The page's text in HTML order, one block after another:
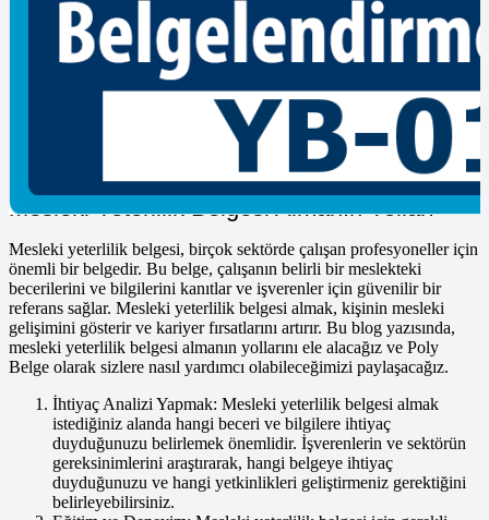
kullanımıyla ilgili eğitimler sunan bir kurumdur.
Personel Belgelendirme Yapan Firmalar
Çalışanlarınızın niteliklerini belgelemek ve iş yerinizde standartları
yükseltmek için doğru firmayı bulmanız çok önemlidir. Poly Belge
olarak, Kocaeli’de personel belgelendirme hizmeti sunan firmalar
Mesleki Yeterlilik Belgesi Almanın Yolları
Mesleki yeterlilik belgesi, birçok sektörde çalışan profesyoneller için
önemli bir belgedir. Bu belge, çalışanın belirli bir meslekteki
becerilerini ve bilgilerini kanıtlar ve işverenler için güvenilir bir
referans sağlar. Mesleki yeterlilik belgesi almak, kişinin mesleki
gelişimini gösterir ve kariyer fırsatlarını artırır. Bu blog yazısında,
mesleki yeterlilik belgesi almanın yollarını ele alacağız ve Poly
Belge olarak sizlere nasıl yardımcı olabileceğimizi paylaşacağız.
İhtiyaç Analizi Yapmak: Mesleki yeterlilik belgesi almak
istediğiniz alanda hangi beceri ve bilgilere ihtiyaç
duyduğunuzu belirlemek önemlidir. İşverenlerin ve sektörün
gereksinimlerini araştırarak, hangi belgeye ihtiyaç
duyduğunuzu ve hangi yetkinlikleri geliştirmeniz gerektiğini
belirleyebilirsiniz.